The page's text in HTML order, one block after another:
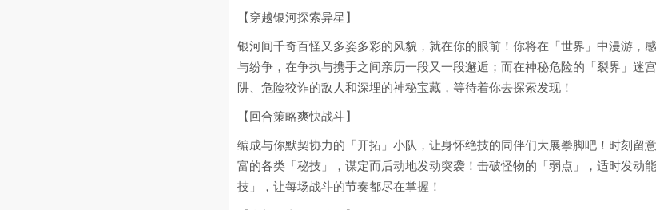
【穿越银河探索异星】
银河间千奇百怪又多姿多彩的风貌，就在你的眼前！你将在「世界」中漫游，
与纷争，在争执与携手之间亲历一段又一段邂逅；而在神秘危险的「裂界」迷
阱、危险狡诈的敌人和深埋的神秘宝藏，等待着你去探索发现！
【回合策略爽快战斗】
编成与你默契协力的「开拓」小队，让身怀绝技的同伴们大展拳脚吧！时刻留
富的各类「秘技」，谋定而后动地发动突袭！击破怪物的「弱点」，适时发动
技」，让每场战斗的节奏都尽在掌握！